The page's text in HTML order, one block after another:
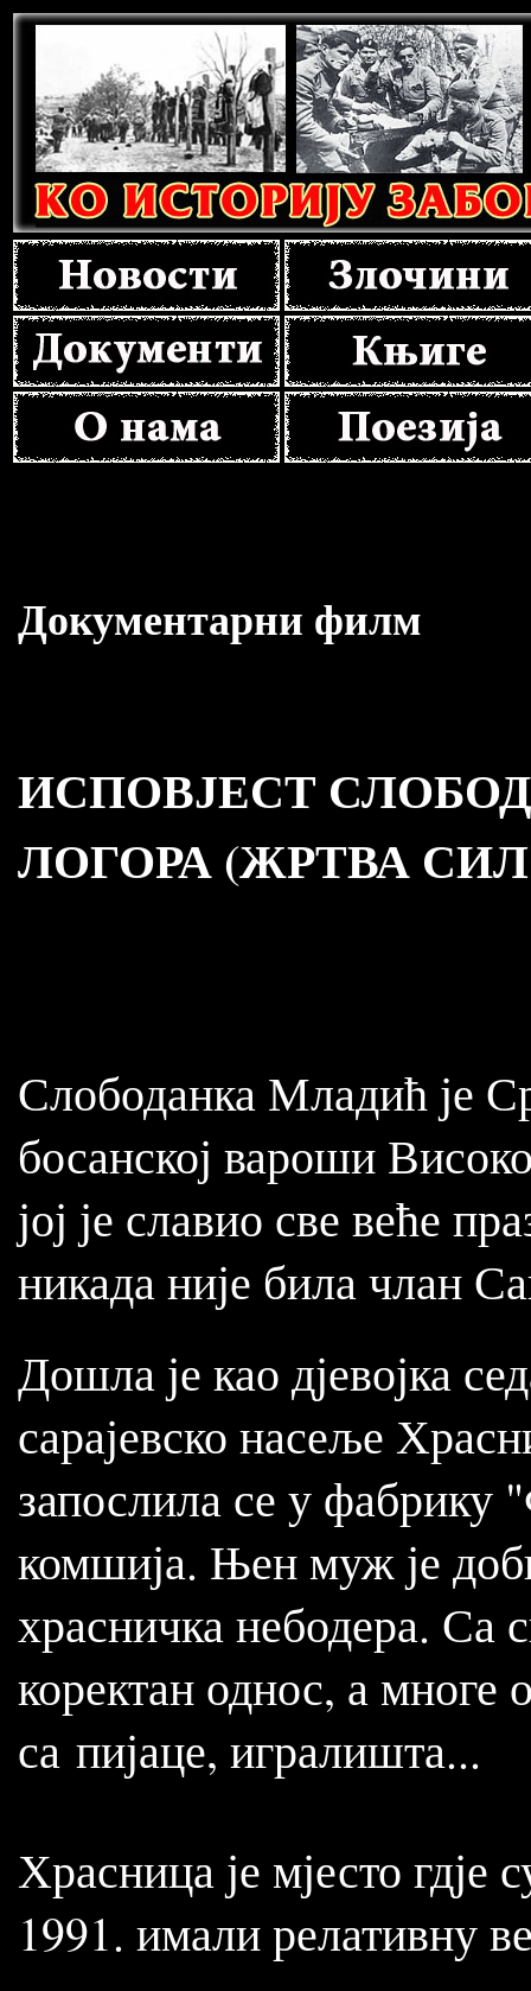
Документарни филм
ИСПОВЈЕСТ
ЛОГОРА (ЖРТВА
Слободанка Младић је
босанској вароши
јој је славио све веће
никада није била члан
Дошла је као дјевојка
сарајевско насеље
запослила се у
комшија. Њен муж је
храсничка небодера. Са
коректан однос, а многе
са пијаце, игралишта...
Храсница је мјесто
1991. имали релативну